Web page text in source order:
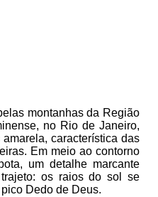
montanhas da Região
no Rio de Janeiro,
característica das
Em meio ao contorno
um detalhe marcante
os raios do sol se
Dedo de Deus.